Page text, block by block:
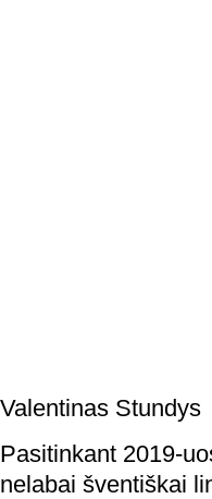
Valentinas Stundys
Pasitinkant 2019-
nelabai šventiškai